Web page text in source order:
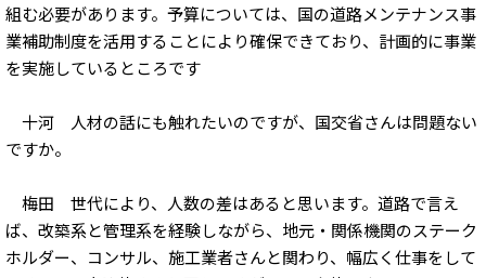
組む必要があります。予算については、国の道路メンテナンス事
業補助制度を活用することにより確保できており、計画的に事業
を実施しているところです
十河 人材の話にも触れたいのですが、国交省さんは問題ない
ですか。
梅田 世代により、人数の差はあると思います。道路で言え
ば、改築系と管理系を経験しながら、地元・関係機関のステーク
ホルダー、コンサル、施工業者さんと関わり、幅広く仕事をして